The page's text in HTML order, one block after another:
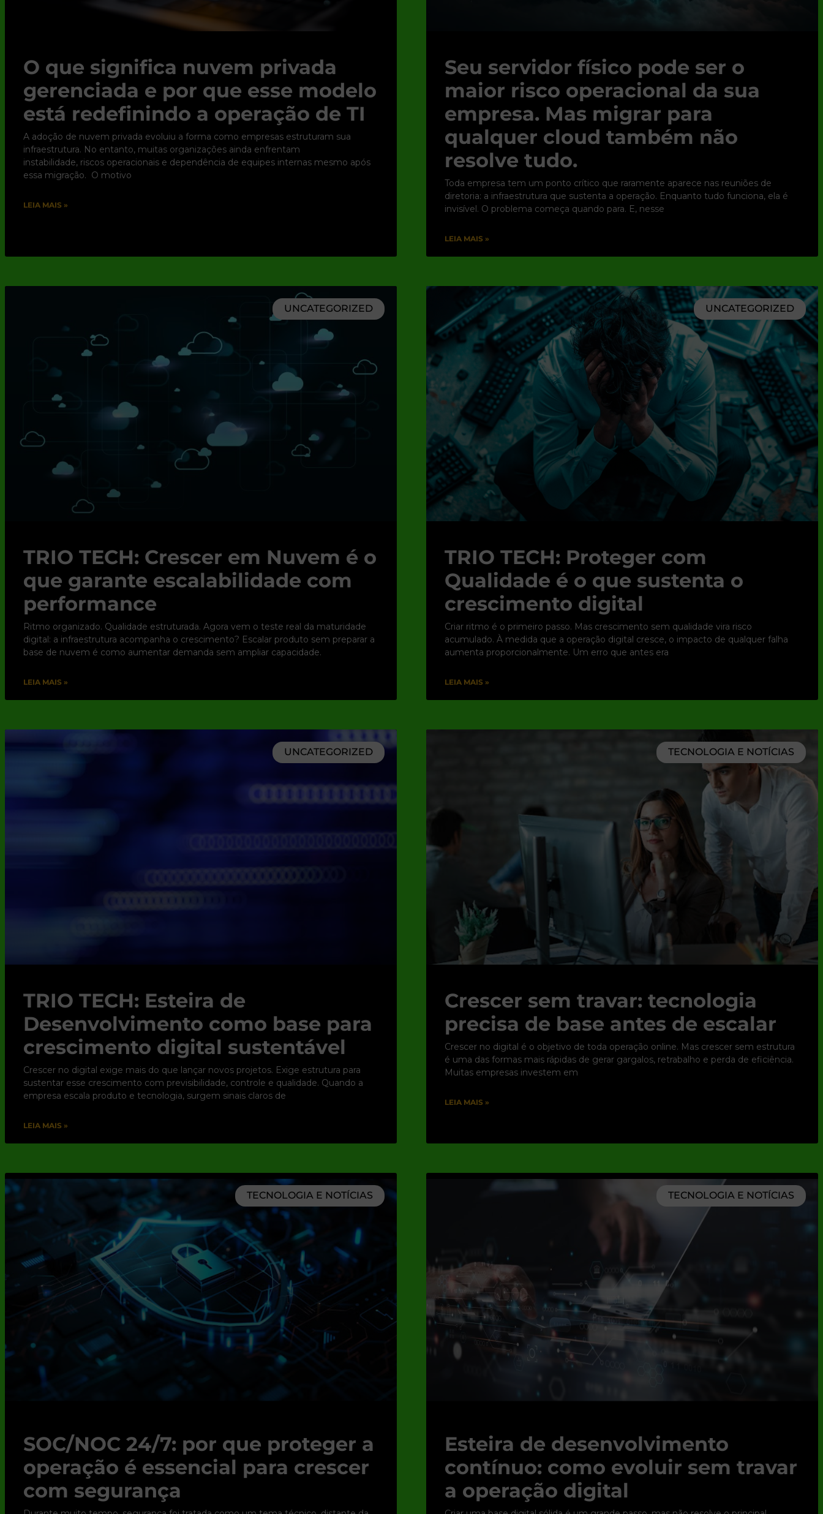
O que significa nuvem privada
gerenciada e por que esse modelo
está redefinindo a operação de TI
A adoção de nuvem privada evoluiu a forma como empresas estruturam sua
infraestrutura. No entanto, muitas organizações ainda enfrentam
instabilidade, riscos operacionais e dependência de equipes internas mesmo após
essa migração. O motivo
LEIA MAIS »
Seu servidor físico pode ser o
maior risco operacional da sua
empresa. Mas migrar para
qualquer cloud também não
resolve tudo.
Toda empresa tem um ponto crítico que raramente aparece nas reuniões de
diretoria: a infraestrutura que sustenta a operação. Enquanto tudo funciona, ela é
invisível. O problema começa quando para. E, nesse
LEIA MAIS »
UNCATEGORIZED
TRIO TECH: Crescer em Nuvem é o
que garante escalabilidade com
performance
Ritmo organizado. Qualidade estruturada. Agora vem o teste real da maturidade
digital: a infraestrutura acompanha o crescimento? Escalar produto sem preparar a
base de nuvem é como aumentar demanda sem ampliar capacidade.
LEIA MAIS »
UNCATEGORIZED
TRIO TECH: Proteger com
Qualidade é o que sustenta o
crescimento digital
Criar ritmo é o primeiro passo. Mas crescimento sem qualidade vira risco
acumulado. À medida que a operação digital cresce, o impacto de qualquer falha
aumenta proporcionalmente. Um erro que antes era
LEIA MAIS »
UNCATEGORIZED
TRIO TECH: Esteira de
Desenvolvimento como base para
crescimento digital sustentável
Crescer no digital exige mais do que lançar novos projetos. Exige estrutura para
sustentar esse crescimento com previsibilidade, controle e qualidade. Quando a
empresa escala produto e tecnologia, surgem sinais claros de
LEIA MAIS »
TECNOLOGIA E NOTÍCIAS
Crescer sem travar: tecnologia
precisa de base antes de escalar
Crescer no digital é o objetivo de toda operação online. Mas crescer sem estrutura
é uma das formas mais rápidas de gerar gargalos, retrabalho e perda de eficiência.
Muitas empresas investem em
LEIA MAIS »
TECNOLOGIA E NOTÍCIAS
SOC/NOC 24/7: por que proteger a
operação é essencial para crescer
com segurança
TECNOLOGIA E NOTÍCIAS
Esteira de desenvolvimento
contínuo: como evoluir sem travar
a operação digital